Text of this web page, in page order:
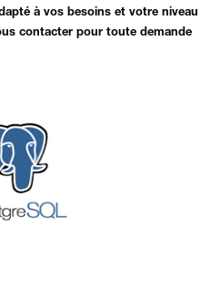
à vos besoins et votre niveau
contacter pour toute demande